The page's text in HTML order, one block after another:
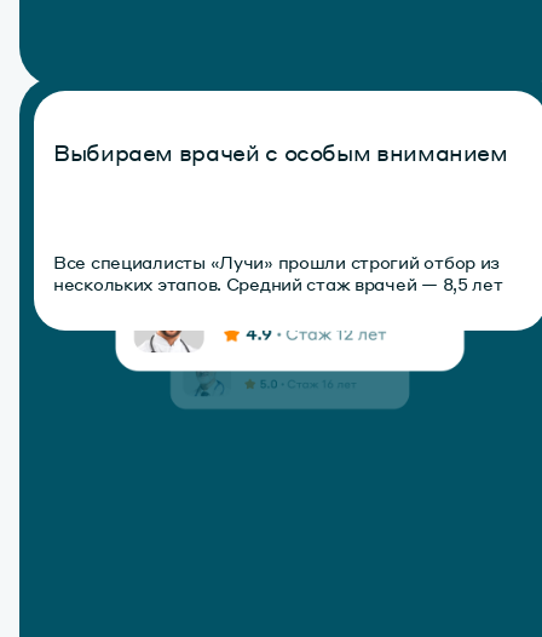
Выбираем врачей с особым вниманием
Все специалисты «Лучи» прошли строгий отбор из
нескольких этапов. Средний стаж врачей — 8,5 лет